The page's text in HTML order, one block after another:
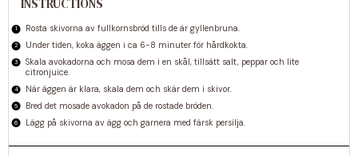
INSTRUCTIONS
Rosta skivorna av fullkornsbröd tills de är gyllenbruna.
Under tiden, koka äggen i ca 6-8 minuter för hårdkokta.
Skala avokadorna och mosa dem i en skål, tillsätt salt, peppar och lite
citronjuice.
När äggen är klara, skala dem och skär dem i skivor.
Bred det mosade avokadon på de rostade bröden.
Lägg på skivorna av ägg och garnera med färsk persilja.